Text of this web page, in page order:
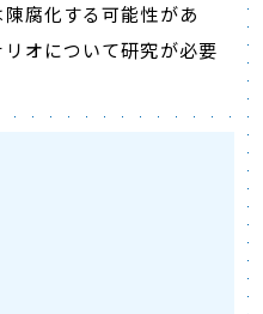
腐化する可能性があ
オについて研究が必要